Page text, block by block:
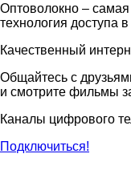
Оптоволокно –
технология доступа
Качественный
Общайтесь с
и смотрите фильмы
Каналы цифрового
Подключиться!